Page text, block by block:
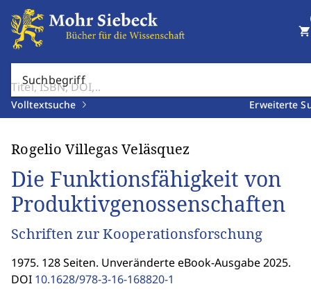
Suchbegriff
Volltextsuche Erweiterte
shopping_cart
Rogelio Villegas Veläsquez
Die Funktionsfähigkeit von
Produktivgenossenschaften
Schriften zur Kooperationsforschung
1975. 128 Seiten. Unveränderte eBook-Ausgabe 2025.
DOI 10.1628/978-3-16-168820-1